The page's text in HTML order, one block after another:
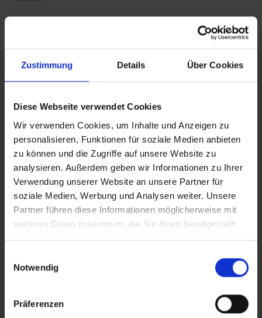
Zustimmung Details Über Cookies
Diese Webseite verwendet Cookies
Wir verwenden Cookies, um Inhalte und Anzeigen zu
personalisieren, Funktionen für soziale Medien anbieten
zu können und die Zugriffe auf unsere Website zu
analysieren. Außerdem geben wir Informationen zu Ihrer
Verwendung unserer Website an unsere Partner für
soziale Medien, Werbung und Analysen weiter. Unsere
Partner führen diese Informationen möglicherweise mit
weiteren Daten zusammen, die Sie ihnen bereitgestellt
haben oder die sie im Rahmen Ihrer Nutzung der Dienste
Mehr Informationen:
Datenschutzerklärung
Notwendig
Präferenzen
Verstehen
Ursachen & Risikofaktoren
Warnsignale
Annehmen & Bewältigen
Selbsthilfe bei Symptomen